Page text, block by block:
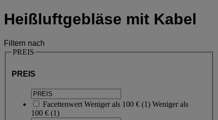
Heißluftgebläse mit Kabel
Filtern nach
PREIS
PREIS
Facettenwert Weniger als 100 € (1) Weniger als
100 € (1)